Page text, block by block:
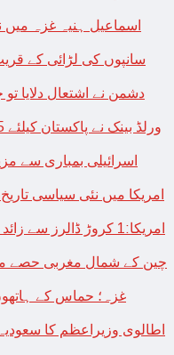
اسماعیل ہنیہ غزہ میں
سانپوں کی لڑائی کے
دشمن نے اشتعال دلایا
امریکا میں نئی سیاسی
امریکا:1 کروڑ
چین کے شمال مغربی حصے
اطالوی وزیراعظم کا